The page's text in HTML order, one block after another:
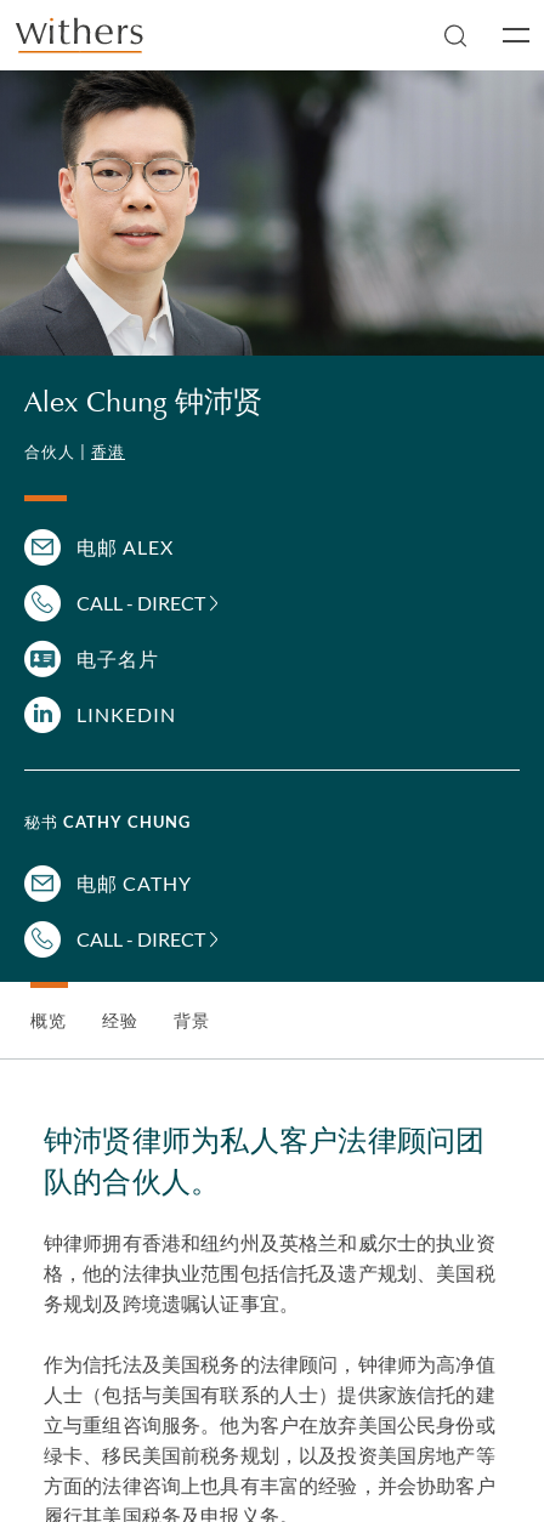
Skip to main content
Alex Chung 钟沛贤
合伙人 | 香港
电邮 ALEX
CALL - DIRECT
电子名片
LINKEDIN
秘书 CATHY CHUNG
电邮 CATHY
CALL - DIRECT
概览 经验 背景
钟沛贤律师为私人客户法律顾问团
队的合伙人。
钟律师拥有香港和纽约州及英格兰和威尔士的执业资
格，他的法律执业范围包括信托及遗产规划、美国税
务规划及跨境遗嘱认证事宜。
作为信托法及美国税务的法律顾问，钟律师为高净值
人士（包括与美国有联系的人士）提供家族信托的建
立与重组咨询服务。他为客户在放弃美国公民身份或
绿卡、移民美国前税务规划，以及投资美国房地产等
方面的法律咨询上也具有丰富的经验，并会协助客户
履行其美国税务及申报义务。